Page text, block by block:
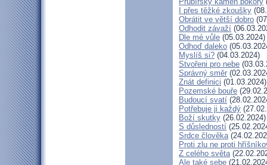
I přes těžké zkoušky
Obrátit ve větší dobro
Odhodit závaží
Dle mé vůle (05.03.2024)
Odhoď daleko
Myslíš si? (04.03.2024)
Stvořeni pro nebe
Správný směr
Znát definici (01.03.2024)
Pozemské bouře
Budoucí svatí
Potřebuje ji každý
Boží skutky (26.02.2024)
S důsledností
Srdce člověka
Proti zlu ne proti
Z celého světa
Ale také sebe